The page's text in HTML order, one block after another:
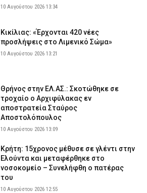
10 Αυγούστου 2026 13:34
Κικίλιας: «Έρχονται 420 νέες
προσλήψεις στο Λιμενικό Σώμα»
10 Αυγούστου 2026 13:21
Θρήνος στην ΕΛ.ΑΣ.: Σκοτώθηκε σε
τροχαίο ο Αρχιφύλακας εν
αποστρατεία Σταύρος
Αποστολόπουλος
10 Αυγούστου 2026 13:09
Κρήτη: 15χρονος μέθυσε σε γλέντι στην
Ελούντα και μεταφέρθηκε στο
νοσοκομείο – Συνελήφθη ο πατέρας
του
10 Αυγούστου 2026 12:55